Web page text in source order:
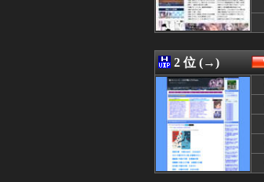
08/06 10:15
08/06 10:12
08/06 10:09
08/06 10:09
08/06 10:06
08/06 10:05
08/06 10:03
08/06 10:01
08/06 10:00
08/06 10:00
08/06 10:00
2 位 (→)